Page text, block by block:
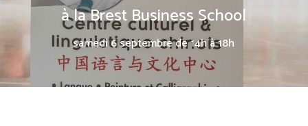
à la Brest Business School
samedi 6 septembre de 14h à 18h